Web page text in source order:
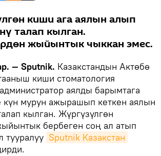
киши ага аялын алып
талап кылган.
жыйынтык чыккан эмес.
— Sputnik. Казакстандын Актөбө
киши стоматология
аялды барымтага
күн мурун ажырашып кеткен аялын
кылган. Жүргүзүлгөн
бербеген соң ал атып
тууралуу Sputnik Казакстан